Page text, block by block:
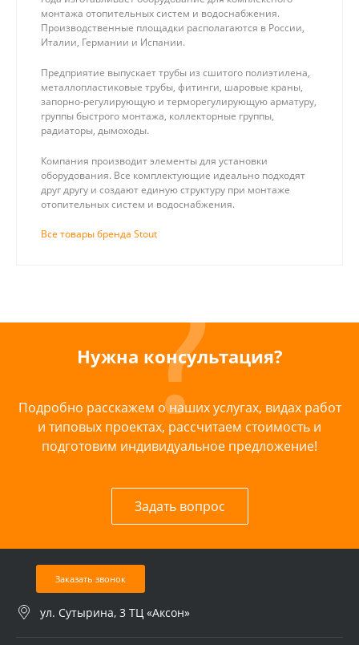
монтажа отопительных систем и водоснабжения.
Производственные площадки располагаются в России,
Италии, Германии и Испании.
Предприятие выпускает трубы из сшитого полиэтилена,
металлопластиковые трубы, фитинги, шаровые краны,
запорно-регулирующую и терморегулирующую арматуру,
группы быстрого монтажа, коллекторные группы,
радиаторы, дымоходы.
Компания производит элементы для установки
оборудования. Все комплектующие идеально подходят
друг другу и создают единую структуру при монтаже
отопительных систем и водоснабжения.
Все товары бренда Stout
Нужна консультация?
Подробно расскажем о наших услугах, видах работ
и типовых проектах, рассчитаем стоимость и
подготовим индивидуальное предложение!
Задать вопрос
Заказать звонок
ул. Сутырина, 3 ТЦ «Аксон»